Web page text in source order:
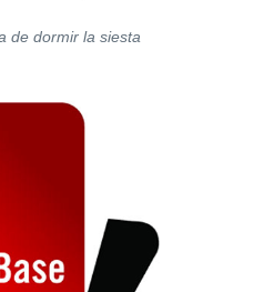
de dormir la siesta